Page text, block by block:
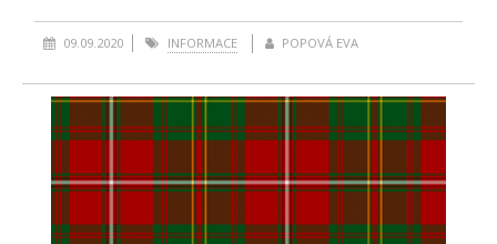
09.09.2020 INFORMACE POPOVÁ EVA